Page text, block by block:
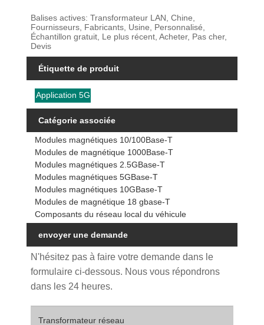
Balises actives: Transformateur LAN, Chine,
Fournisseurs, Fabricants, Usine, Personnalisé,
Échantillon gratuit, Le plus récent, Acheter, Pas cher,
Devis
Étiquette de produit
Application 5G
Catégorie associée
Modules magnétiques 10/100Base-T
Modules de magnétique 1000Base-T
Modules magnétiques 2.5GBase-T
Modules magnétiques 5GBase-T
Modules magnétiques 10GBase-T
Modules de magnétique 18 gbase-T
Composants du réseau local du véhicule
envoyer une demande
N'hésitez pas à faire votre demande dans le
formulaire ci-dessous. Nous vous répondrons
dans les 24 heures.